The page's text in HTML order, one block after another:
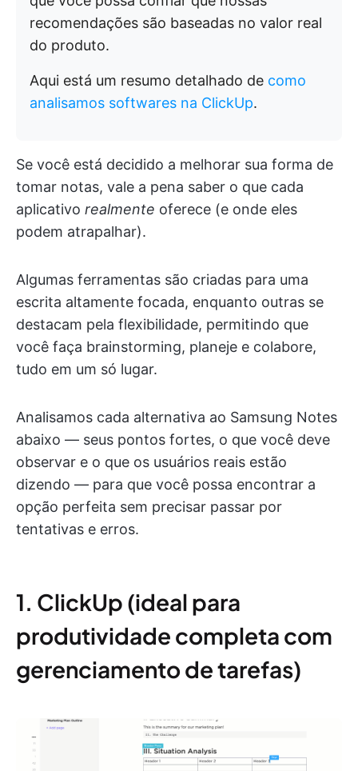
recomendações são baseadas no valor real
do produto.
Aqui está um resumo detalhado de como
analisamos softwares na ClickUp.
Se você está decidido a melhorar sua forma de
tomar notas, vale a pena saber o que cada
aplicativo realmente oferece (e onde eles
podem atrapalhar).
Algumas ferramentas são criadas para uma
escrita altamente focada, enquanto outras se
destacam pela flexibilidade, permitindo que
você faça brainstorming, planeje e colabore,
tudo em um só lugar.
Analisamos cada alternativa ao Samsung Notes
abaixo — seus pontos fortes, o que você deve
observar e o que os usuários reais estão
dizendo — para que você possa encontrar a
opção perfeita sem precisar passar por
tentativas e erros.
1. ClickUp (ideal para
produtividade completa com
gerenciamento de tarefas)